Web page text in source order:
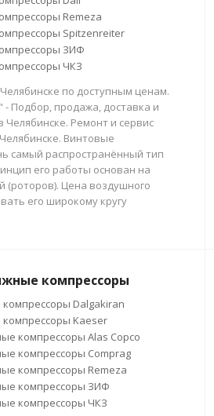
Remeza
Spitzenreiter
ЗИФ
ЧКЗ
по доступным ценам.
Подбор, продажа, доставка и
Ремонт и сервис
Винтовые
самый распространённый тип
его работы основан на
(роторов). Цена воздушного
его широкому кругу
компрессоры
Dalgakiran
Kaeser
компрессоры Alas Copco
компрессоры Comprag
компрессоры Remeza
компрессоры ЗИФ
компрессоры ЧКЗ